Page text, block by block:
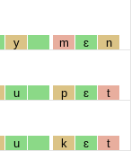
y m ɛ n
u p ɛ t
u k ɛ t